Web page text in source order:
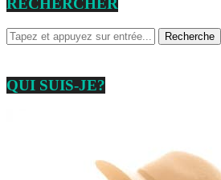
RECHERCHER
QUI SUIS-JE?